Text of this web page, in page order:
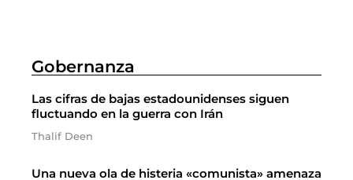
Gobernanza
Las cifras de bajas estadounidenses siguen
fluctuando en la guerra con Irán
Thalif Deen
Una nueva ola de histeria «comunista» amenaza